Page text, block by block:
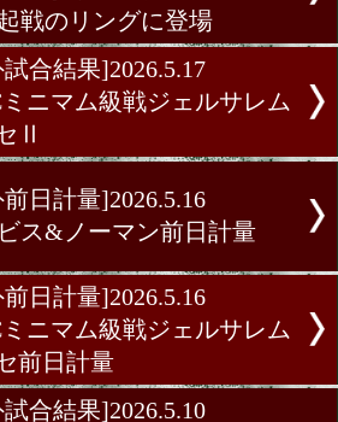
ジプト・ギザ・アンダー
世界戦
外前日計量]2026.5.23
ヘビー級戦ウシクvs
ーベン
外試合結果]2026.5.17
イビスがリマッチ&ノー
再起戦のリングに登場
外試合結果]2026.5.17